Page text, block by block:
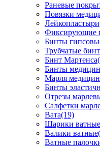
Раневые
Повязки
Лейкопластыри
Фиксирующие
Бинты
Трубчатые
Бинт Мартенса
Бинты
Марля
Бинты
Отрезы
Салфетки
Вата(19)
Шарики ватные
Валики ватные
Ватные